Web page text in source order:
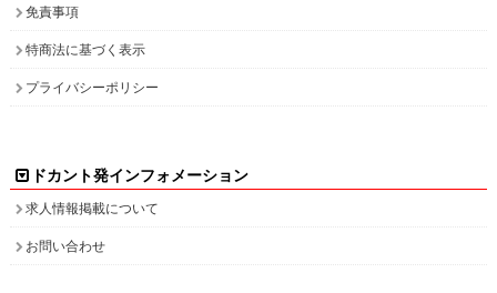
免責事項
特商法に基づく表示
プライバシーポリシー
ドカント発インフォメーション
求人情報掲載について
お問い合わせ